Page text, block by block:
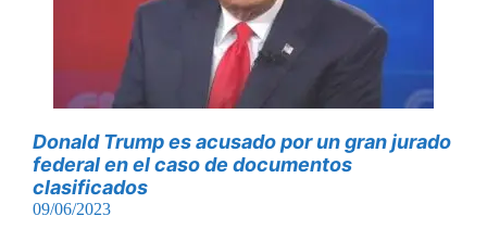
Donald Trump es acusado por un gran jurado
federal en el caso de documentos
clasificados
09/06/2023